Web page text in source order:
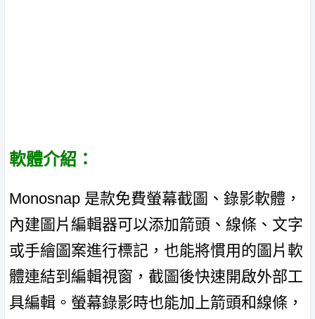
軟體介紹：
Monosnap 是款免費螢幕截圖、錄影軟體，
內建圖片編輯器可以添加箭頭、線條、文字
或手繪圖案進行標記，也能將慣用的圖片軟
體連結到編輯視窗，截圖後快速開啟外部工
具編輯。螢幕錄影時也能加上箭頭和線條，